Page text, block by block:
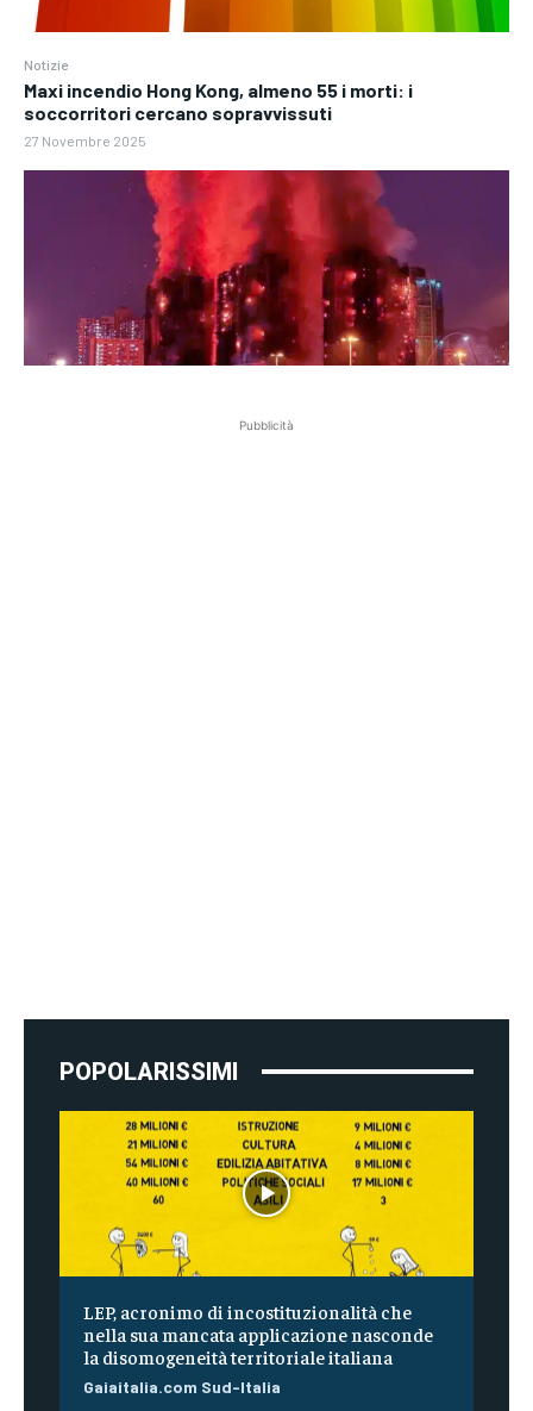
Notizie
Maxi incendio Hong Kong, almeno 55 i morti: i
soccorritori cercano sopravvissuti
27 Novembre 2025
Pubblicità
POPOLARISSIMI
LEP, acronimo di incostituzionalità che
nella sua mancata applicazione nasconde
la disomogeneità territoriale italiana
Gaiaitalia.com Sud-Italia